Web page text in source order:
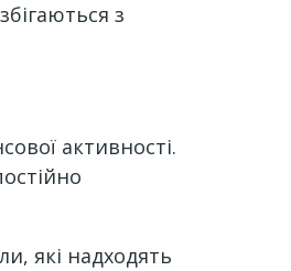
з
активності.
які надходять